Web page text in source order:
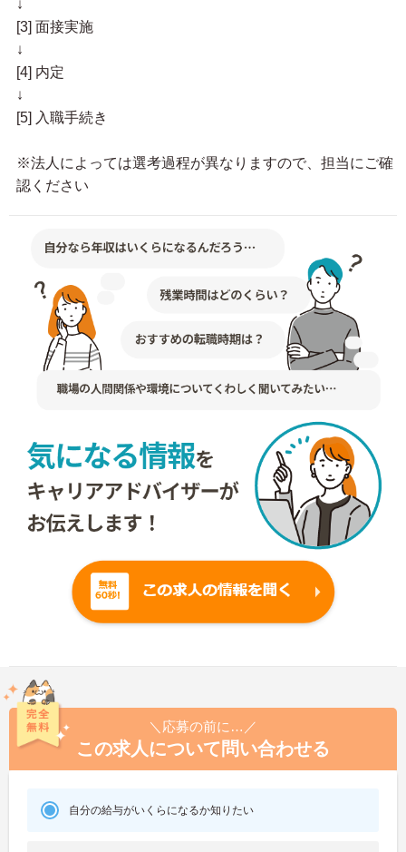
↓
[3] 面接実施
↓
[4] 内定
↓
[5] 入職手続き
※法人によっては選考過程が異なりますので、担当にご確
認ください
＼応募の前に…／
この求人について問い合わせる
自分の給与がいくらになるか知りたい